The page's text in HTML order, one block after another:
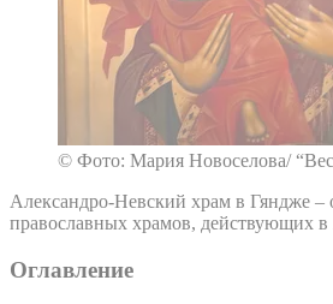
© Фото: Мария Новоселова/
Александро-Невский храм в Гяндже –
православных храмов, действующих в
Оглавление